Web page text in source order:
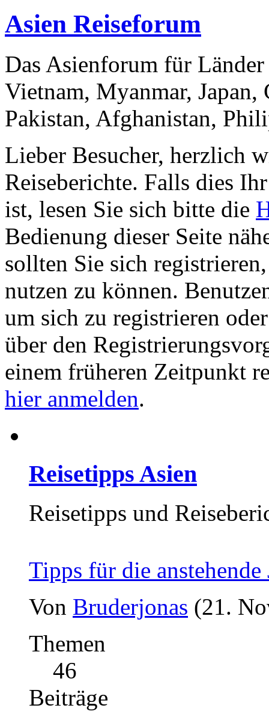
Asien Reiseforum
Das Asienforum für
Vietnam, Myanmar,
Pakistan, Afghanistan,
Lieber Besucher, herzlich
Reiseberichte. Falls dies
ist, lesen Sie sich bitte die
Bedienung dieser Seite
sollten Sie sich
nutzen zu können.
um sich zu registrieren
über den
einem früheren Zeitpunkt
hier anmelden.
Reisetipps Asien
Reisetipps und
Tipps für die anstehende
Von Bruderjonas (21.
Themen
46
Beiträge